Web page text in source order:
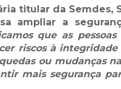
titular da Semdes,
ampliar a
que as
riscos à
ou mudanças
mais segurança